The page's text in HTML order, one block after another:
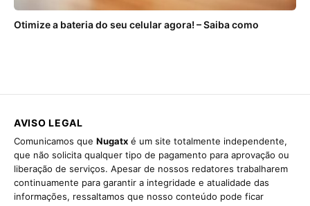
Otimize a bateria do seu celular agora! – Saiba como
AVISO LEGAL
Comunicamos que Nugatx é um site totalmente independente,
que não solicita qualquer tipo de pagamento para aprovação ou
liberação de serviços. Apesar de nossos redatores trabalharem
continuamente para garantir a integridade e atualidade das
informações, ressaltamos que nosso conteúdo pode ficar